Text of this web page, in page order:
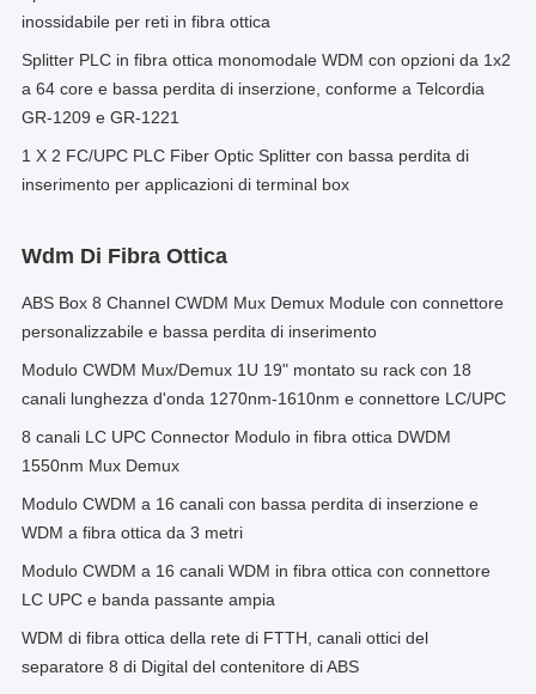
inossidabile per reti in fibra ottica
Splitter PLC in fibra ottica monomodale WDM con opzioni da 1x2
a 64 core e bassa perdita di inserzione, conforme a Telcordia
GR-1209 e GR-1221
1 X 2 FC/UPC PLC Fiber Optic Splitter con bassa perdita di
inserimento per applicazioni di terminal box
Wdm Di Fibra Ottica
ABS Box 8 Channel CWDM Mux Demux Module con connettore
personalizzabile e bassa perdita di inserimento
Modulo CWDM Mux/Demux 1U 19" montato su rack con 18
canali lunghezza d'onda 1270nm-1610nm e connettore LC/UPC
8 canali LC UPC Connector Modulo in fibra ottica DWDM
1550nm Mux Demux
Modulo CWDM a 16 canali con bassa perdita di inserzione e
WDM a fibra ottica da 3 metri
Modulo CWDM a 16 canali WDM in fibra ottica con connettore
LC UPC e banda passante ampia
WDM di fibra ottica della rete di FTTH, canali ottici del
separatore 8 di Digital del contenitore di ABS